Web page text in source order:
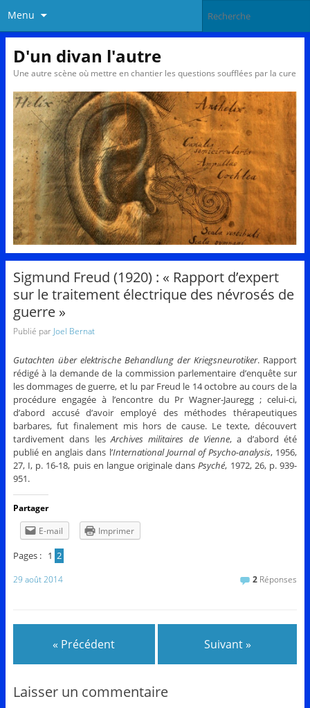
Menu
D'un divan l'autre
Une autre scène où mettre en chantier les questions soufflées par la cure
Sigmund Freud (1920) : « Rapport d’expert
sur le traitement électrique des névrosés de
guerre »
Publié par Joel Bernat
Gutachten über elektrische Behandlung der Kriegsneurotiker. Rapport
rédigé à la demande de la commission parlementaire d’enquête sur
les dommages de guerre, et lu par Freud le 14 octobre au cours de la
procédure engagée à l’encontre du Pr Wagner-Jauregg ; celui-ci,
d’abord accusé d’avoir employé des méthodes thérapeutiques
barbares, fut finalement mis hors de cause. Le texte, découvert
tardivement dans lesArchives militaires de Vienne, a d’abord été
publié en anglais dans l’International Journal of Psycho-analysis, 1956,
27, I, p. 16-18, puis en langue originale dansPsyché, 1972, 26, p. 939-
951.
Partager
E-mail
Imprimer
Pages : 1 2
29 août 2014 2 Réponses
« Précédent Suivant »
Laisser un commentaire